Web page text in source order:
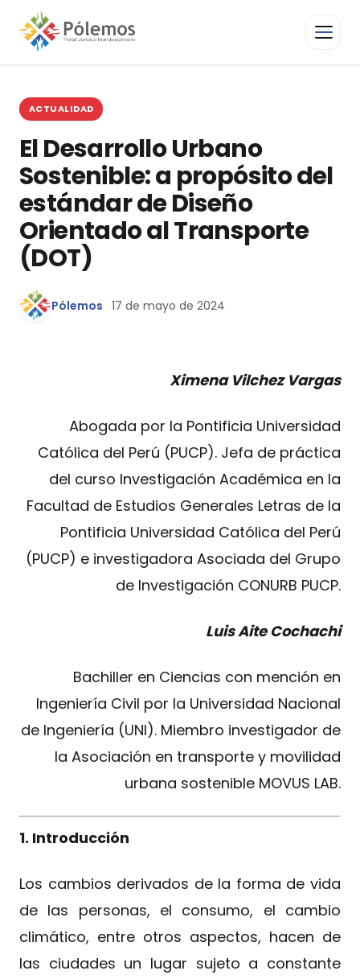
ACTUALIDAD
El Desarrollo Urbano
Sostenible: a propósito del
estándar de Diseño
Orientado al Transporte
(DOT)
Pólemos 17 de mayo de 2024
Ximena Vilchez Vargas
Abogada por la Pontificia Universidad
Católica del Perú (PUCP). Jefa de práctica
del curso Investigación Académica en la
Facultad de Estudios Generales Letras de la
Pontificia Universidad Católica del Perú
(PUCP) e investigadora Asociada del Grupo
de Investigación CONURB PUCP.
Luis Aite Cochachi
Bachiller en Ciencias con mención en
Ingeniería Civil por la Universidad Nacional
de Ingeniería (UNI). Miembro investigador de
la Asociación en transporte y movilidad
urbana sostenible MOVUS LAB.
1. Introducción
Los cambios derivados de la forma de vida
de las personas, el consumo, el cambio
climático, entre otros aspectos, hacen de
las ciudades un lugar sujeto a constante